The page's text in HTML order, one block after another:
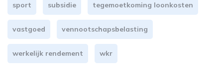
sport subsidie tegemoetkoming loonkosten
vastgoed vennootschapsbelasting
werkelijk rendement wkr